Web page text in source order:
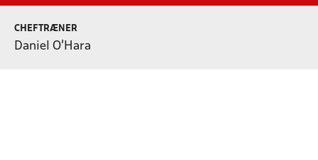
CHEFTRÆNER
Daniel O'Hara